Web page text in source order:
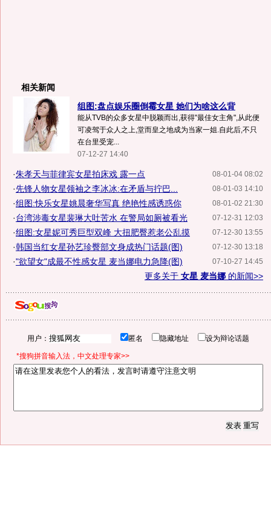
相关新闻
组图:盘点娱乐圈倒霉女星 她们为啥这么背
能从TVB的众多女星中脱颖而出,获得"最佳女主角",从此便
可凌驾于众人之上,堂而皇之地成为当家一姐.自此后,不只
在台里受宠...
07-12-27 14:40
08-01-04 08:02
·朱孝天与菲律宾女星拍床戏 露一点
08-01-03 14:10
·先锋人物女星领袖之李冰冰:在矛盾与拧巴...
08-01-02 21:30
·组图:快乐女星姚晨奢华写真 绝艳性感诱惑你
07-12-31 12:03
·台湾涉毒女星裴琳大吐苦水 在警局如厕被看光
07-12-30 13:55
·组图:女星妮可秀巨型双峰 大扭肥臀惹老公乱摸
07-12-30 13:18
·韩国当红女星孙艺珍臀部文身成热门话题(图)
07-10-27 14:45
·"欲望女"成最不性感女星 麦当娜电力急降(图)
更多关于 女星 麦当娜 的新闻>>
用户： 匿名 隐藏地址 设为辩论话题
*搜狗拼音输入法，中文处理专家>>